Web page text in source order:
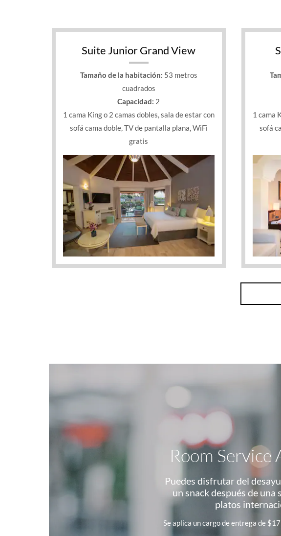
Suite Junior Grand View
Tamaño de la habitación: 53 metros
cuadrados
Capacidad: 2
1 cama King o 2 camas dobles, sala de estar con
sofá cama doble, TV de pantalla plana, WiFi
gratis
1 cama
sofá
Room
Puedes disfrutar del
un snack después de
platos
Se aplica un cargo de entrega de